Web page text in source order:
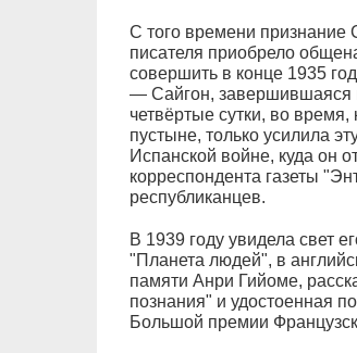
С того времени признание
писателя приобрело
совершить в конце 1935
— Сайгон, завершившаяся
четвёртые сутки, во
пустыне, только усилила
Испанской войне, куда он
корреспондента газеты
республиканцев.
В 1939 году увидела свет
"Планета людей", в
памяти Анри Гийоме,
познания" и удостоенная
Большой премии